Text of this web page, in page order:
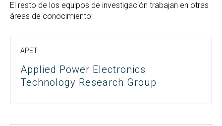
El resto de los equipos de investigación trabajan en otras
áreas de conocimiento:
APET
Applied Power Electronics
Technology Research Group